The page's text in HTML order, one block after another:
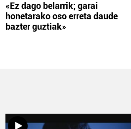
«Ez dago belarrik; garai
honetarako oso erreta daude
bazter guztiak»